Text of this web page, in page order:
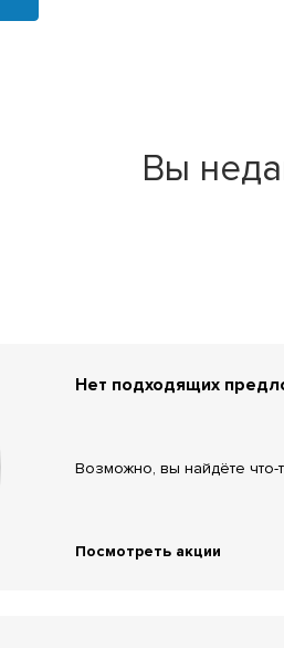
Вы
Нет подходящих
Возможно, вы найдёте что-
Посмотреть акции